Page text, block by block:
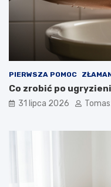
PIERWSZA POMOC
Co zrobić po
31 lipca 2026